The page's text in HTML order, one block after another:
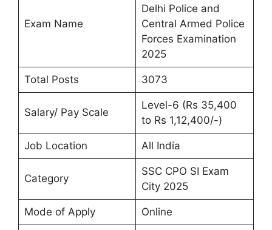
Exam Name
Delhi Police and
Central Armed Police
Forces Examination
2025
Total Posts 3073
Salary/ Pay Scale
Level-6 (Rs 35,400
to Rs 1,12,400/-)
Job Location All India
Category
SSC CPO SI Exam
City 2025
Mode of Apply Online